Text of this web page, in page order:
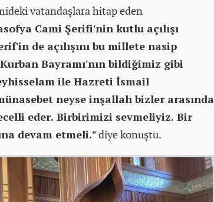
vatandaşlara hitap eden
Cami Şerifi'nin kutlu açılışı
de açılışını bu millete nasip
Bayramı'nın bildiğimiz gibi
ile Hazreti İsmail
neyse inşallah bizler arasında
eder. Birbirimizi sevmeliyiz. Bir
devam etmeli."diye konuştu.